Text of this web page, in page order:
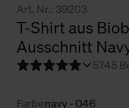
Art. Nr.: 39203
T-Shirt aus
Ausschnitt
5745
Farbenavy - 046